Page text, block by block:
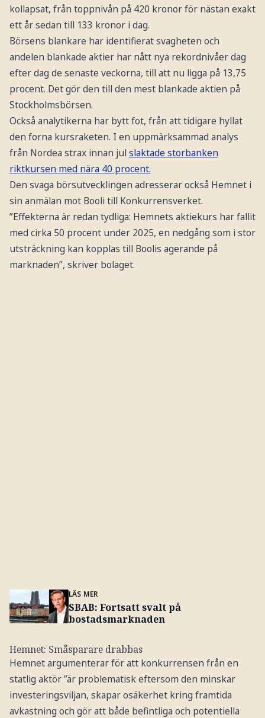
kollapsat, från toppnivån på 420 kronor för nästan exakt
ett år sedan till 133 kronor i dag.
Börsens blankare har identifierat svagheten och
andelen blankade aktier har nått nya rekordnivåer dag
efter dag de senaste veckorna, till att nu ligga på 13,75
procent. Det gör den till den mest blankade aktien på
Stockholmsbörsen.
Också analytikerna har bytt fot, från att tidigare hyllat
den forna kursraketen. I en uppmärksammad analys
från Nordea strax innan jul slaktade storbanken
riktkursen med nära 40 procent.
Den svaga börsutvecklingen adresserar också Hemnet i
sin anmälan mot Booli till Konkurrensverket.
”Effekterna är redan tydliga: Hemnets aktiekurs har fallit
med cirka 50 procent under 2025, en nedgång som i stor
utsträckning kan kopplas till Boolis agerande på
marknaden”, skriver bolaget.
LÄS MER
SBAB: Fortsatt svalt på
bostadsmarknaden
Hemnet: Småsparare drabbas
Hemnet argumenterar för att konkurrensen från en
statlig aktör ”är problematisk eftersom den minskar
investeringsviljan, skapar osäkerhet kring framtida
avkastning och gör att både befintliga och potentiella